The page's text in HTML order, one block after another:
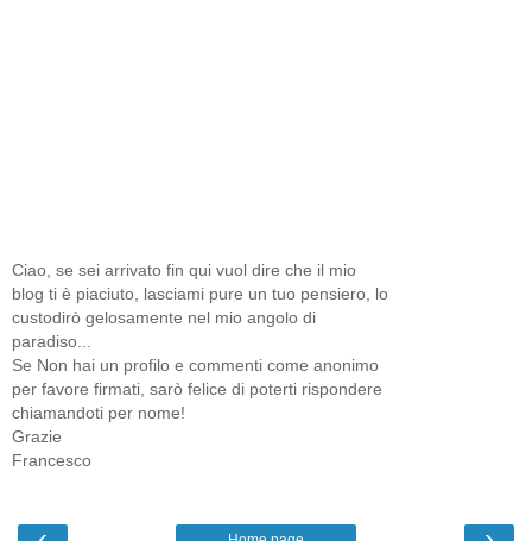
Ciao, se sei arrivato fin qui vuol dire che il mio
blog ti è piaciuto, lasciami pure un tuo pensiero, lo
custodirò gelosamente nel mio angolo di
paradiso...
Se Non hai un profilo e commenti come anonimo
per favore firmati, sarò felice di poterti rispondere
chiamandoti per nome!
Grazie
Francesco